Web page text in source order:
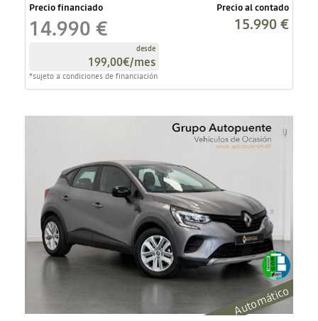
Precio financiado
14.990 €
desde
199,00€/mes
*sujeto a condiciones de financiación
Precio al contado
15.990 €
Automático